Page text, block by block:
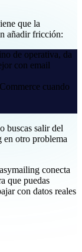
que la
añadir fricción:
de operativa, da
con email
cuando
buscas salir del
otro problema
conecta
que puedas
con datos reales